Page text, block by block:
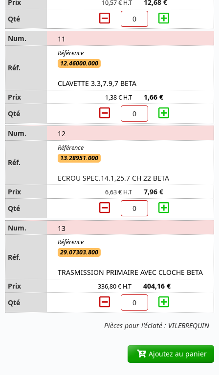
Pièces pour l'éclaté : VILEBREQUIN
10,57 € H.T 12,68 €
11
12.46000.000
CLAVETTE 3.3,7.9,7 BETA
1,38 € H.T 1,66 €
12
13.28951.000
ECROU SPEC.14.1,25.7 CH 22 BETA
6,63 € H.T 7,96 €
13
29.07303.800
TRASMISSION PRIMAIRE AVEC CLOCHE BETA
336,80 € H.T 404,16 €
Ajoutez au panier